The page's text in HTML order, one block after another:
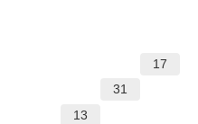
17
31
13